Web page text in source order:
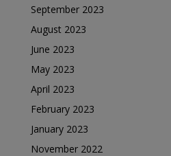
September 2023
August 2023
June 2023
May 2023
April 2023
February 2023
January 2023
November 2022